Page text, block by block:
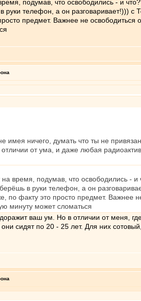
подумав, что освободились - и
руки телефон, а он разговаривает!))) с
предмет. Важнее не освободиться
ничего, думать что ты не привязан
от ума, и даже любая
время, подумав, что освободились -
в руки телефон, а он
по факту это просто предмет. Важнее
минуту может сломаться
ваш ум. Но в отличии от меня,
сидят по 20 - 25 лет. Для них